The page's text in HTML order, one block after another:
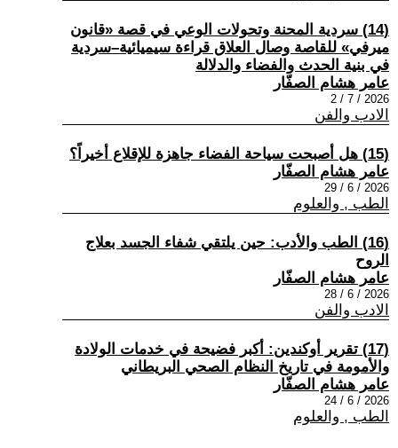
(14) سردية المحنة وتحولات الوعي في قصة «قانون
ميرفي» للقاصة وصال العلاق قراءة سيميائية–سردية
في بنية الحدث والفضاء والدلالة
عامر هشام الصفّار
2026 / 7 / 2
الادب والفن
(15) هل أصبحت سياحة الفضاء جاهزة للإقلاع أخيراً؟
عامر هشام الصفّار
2026 / 6 / 29
الطب , والعلوم
(16) الطب والأدب: حين يلتقي شفاء الجسد بعلاج
الروح
عامر هشام الصفّار
2026 / 6 / 28
الادب والفن
(17) تقرير أوكندين: أكبر فضيحة في خدمات الولادة
والأمومة في تاريخ النظام الصحي البريطاني
عامر هشام الصفّار
2026 / 6 / 24
الطب , والعلوم